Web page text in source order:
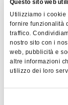
Questo sito web
Utilizziamo i
fornire funzionalità
traffico.
nostro sito con i
web, pubblicità e
altre informazioni
utilizzo dei loro